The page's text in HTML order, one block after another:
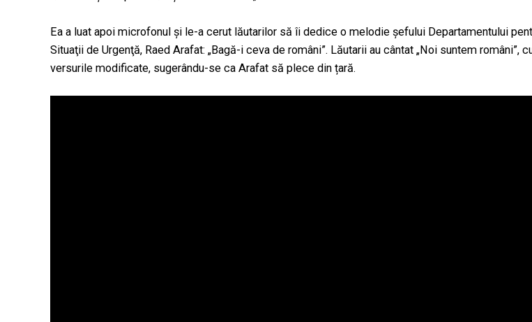
Ea a luat apoi microfonul şi le-a cerut lăutarilor să îi dedice o melodie șefului Departamentului
Situaţii de Urgenţă, Raed Arafat: „Bagă-i ceva de români”. Lăutarii au cântat „Noi suntem români”,
versurile modificate, sugerându-se ca Arafat să plece din țară.